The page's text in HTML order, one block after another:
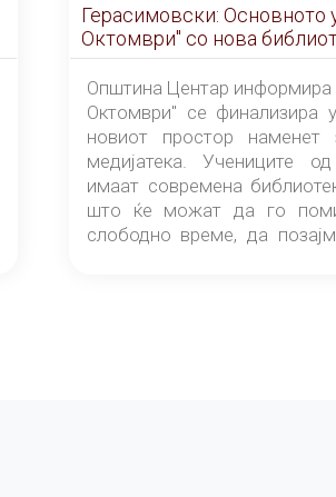
Герасимовски: Основното
Октомври" со нова
од септември
Општина Центар информира
Октомври" се финализира
новиот простор наменет
медијатека. Учениците
имаат современа
што ќе можат да го
слободно време, да